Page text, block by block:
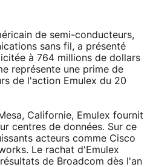
de semi-conducteurs,
sans fil, a présenté
à 764 millions de dollars
représente une prime de
de l'action Emulex du 20
Californie, Emulex fournit
centres de données. Sur ce
acteurs comme Cisco
Le rachat d'Emulex
de Broadcom dès l'an